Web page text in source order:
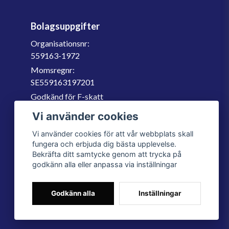
Bolagsuppgifter
Organisationsnr:
559163-1972
Momsregnr:
SE559163197201
Godkänd för F-skatt
060-566 800
Vi använder cookies
Vi använder cookies för att vår webbplats skall
fungera och erbjuda dig bästa upplevelse.
Bekräfta ditt samtycke genom att trycka på
godkänn alla eller anpassa via inställningar
Godkänn alla Inställningar